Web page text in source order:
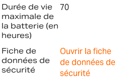
Durée de vie
maximale de
la batterie (en
heures)
70
Fiche de
données de
sécurité
Ouvrir la fiche
de données de
sécurité